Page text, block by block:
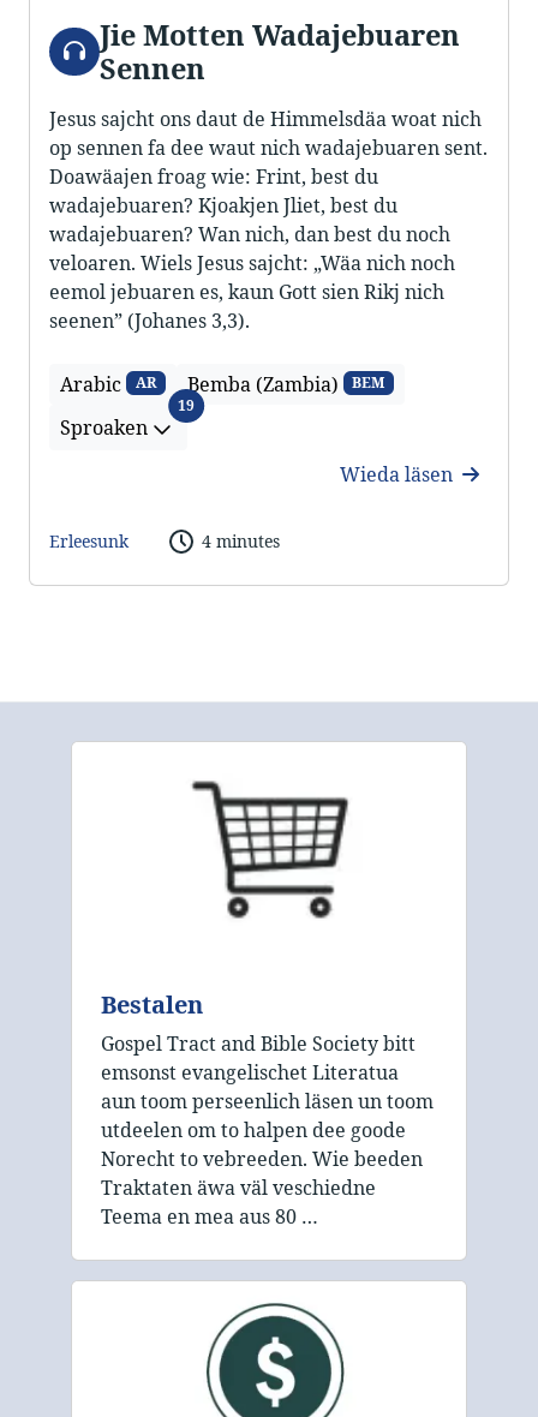
Audio
Jie Motten Wadajebuaren
Sennen
Jesus sajcht ons daut de Himmelsdäa woat nich
op sennen fa dee waut nich wadajebuaren sent.
Doawäajen froag wie: Frint, best du
wadajebuaren? Kjoakjen Jliet, best du
wadajebuaren? Wan nich, dan best du noch
veloaren. Wiels Jesus sajcht: „Wäa nich noch
eemol jebuaren es, kaun Gott sien Rikj nich
seenen” (Johanes 3,3).
Arabic AR Bemba (Zambia) BEM
Sproaken
19Sproaken
Wieda läsen
Erleesunk 4 minutes
Bestalen
Gospel Tract and Bible Society bitt
emsonst evangelischet Literatua
aun toom perseenlich läsen un toom
utdeelen om to halpen dee goode
Norecht to vebreeden. Wie beeden
Traktaten äwa väl veschiedne
Teema en mea aus 80 …